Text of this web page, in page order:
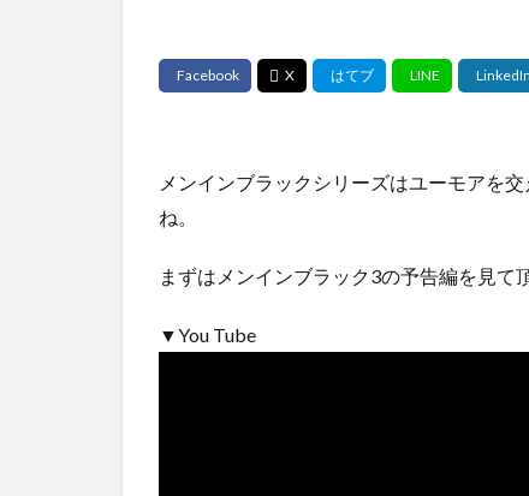
メンインブラックシリーズはユーモアを
ね。
まずはメンインブラック3の予告編を見て
▼You Tube